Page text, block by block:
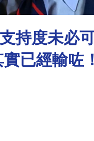
持度未必
已經輸咗！